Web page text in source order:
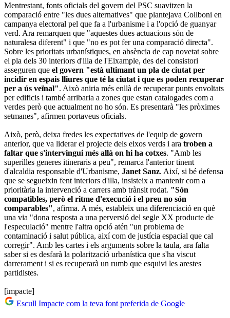
Mentrestant, fonts oficials del govern del PSC suavitzen la
comparació entre "les dues alternatives" que plantejava Collboni en
campanya electoral pel que fa a l'urbanisme i a l'opció de guanyar
verd. Ara remarquen que "aquestes dues actuacions són de
naturalesa diferent" i que "no es pot fer una comparació directa".
Sobre les prioritats urbanístiques, en absència de cap novetat sobre
el pla dels 30 interiors d'illa de l'Eixample, des del consistori
asseguren que el govern "està ultimant un pla de ciutat per
incidir en espais lliures que té la ciutat i que es poden recuperar
per a ús veïnal". Això aniria més enllà de recuperar punts envoltats
per edificis i també arribaria a zones que estan catalogades com a
verdes però que actualment no ho són. Es presentarà "les pròximes
setmanes", afirmen portaveus oficials.
Això, però, deixa fredes les expectatives de l'equip de govern
anterior, que va liderar el projecte dels eixos verds i ara troben a
faltar que s'intervingui més allà on hi ha cotxes. "Amb les
superilles generes itineraris a peu", remarca l'anterior tinent
d'alcaldia responsable d'Urbanisme, Janet Sanz. Així, si bé defensa
que se segueixin fent interiors d'illa, insisteix a mantenir com a
prioritària la intervenció a carrers amb trànsit rodat. "Són
compatibles, però el ritme d'execució i el preu no són
comparables", afirma. A més, estableix una diferenciació en què
una via "dona resposta a una perversió del segle XX producte de
l'especulació" mentre l'altra opció atén "un problema de
contaminació i salut pública, així com de justícia espacial que cal
corregir". Amb les cartes i els arguments sobre la taula, ara falta
saber si es desfarà la polarització urbanística que s'ha viscut
darrerament i si es recuperarà un rumb que esquivi les arestes
partidistes.
[impacte]
Escull Impacte com la teva font preferida de Google